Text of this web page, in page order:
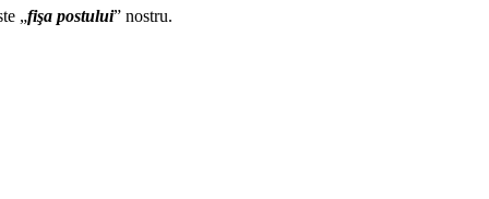
„fişa postului” nostru.